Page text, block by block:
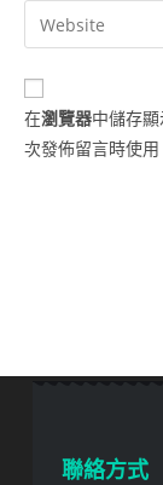
在瀏覽器中儲存
次發佈留言時使用
聯絡方式